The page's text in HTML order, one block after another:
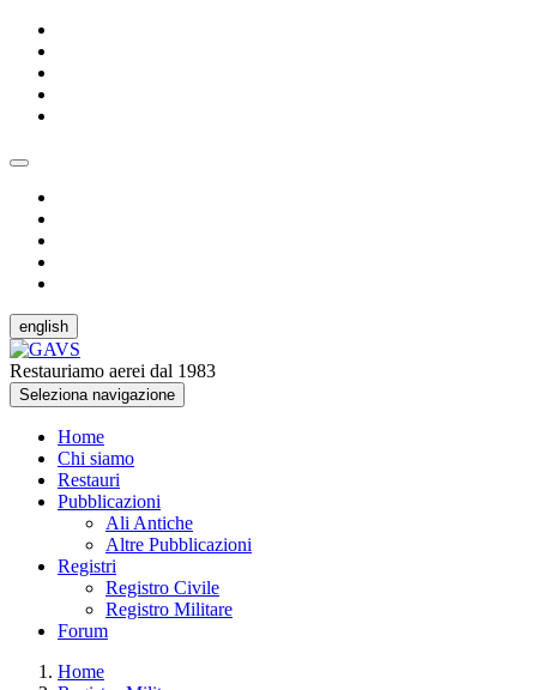
english
Restauriamo aerei dal 1983
Seleziona navigazione
Home
Chi siamo
Restauri
Pubblicazioni
Ali Antiche
Altre Pubblicazioni
Registri
Registro Civile
Registro Militare
Forum
Home